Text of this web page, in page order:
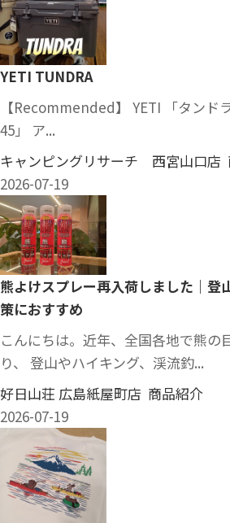
YETI TUNDRA
【Recommended】 YETI 「タンド
45」 ア...
キャンピングリサーチ 西宮山口店
2026-07-19
熊よけスプレー再入荷しました｜登
策におすすめ
こんにちは。近年、全国各地で熊の
り、 登山やハイキング、渓流釣...
好日山荘 広島紙屋町店 商品紹介
2026-07-19